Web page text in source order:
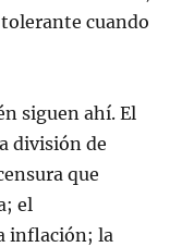
cuando
siguen ahí. El
división de
que
el
inflación; la